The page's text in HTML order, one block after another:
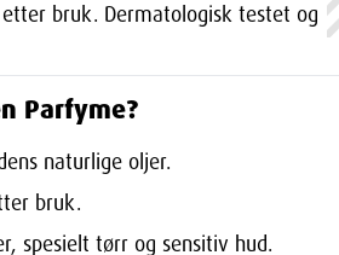
bruk. Dermatologisk testet og
Parfyme?
naturlige oljer.
bruk.
spesielt tørr og sensitiv hud.